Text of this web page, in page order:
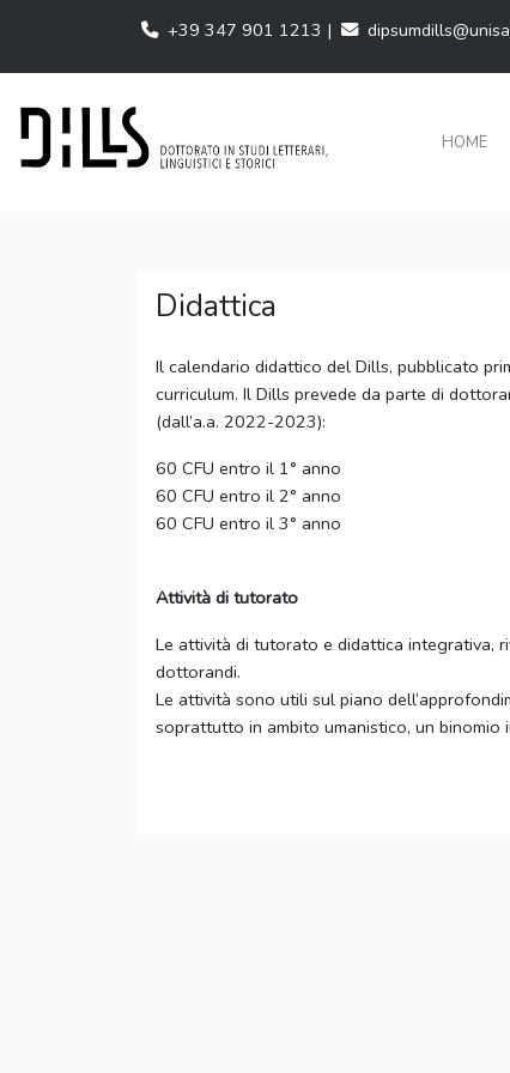
+39 347 901 1213 |
HOME
Didattica
Il calendario didattico del Dills, pubblicato
curriculum. Il Dills prevede da parte di
(dall’a.a. 2022-2023):
60 CFU entro il 1° anno
60 CFU entro il 2° anno
60 CFU entro il 3° anno
Attività di tutorato
Le attività di tutorato e didattica integrativa,
dottorandi.
Le attività sono utili sul piano
soprattutto in ambito umanistico, un binomio